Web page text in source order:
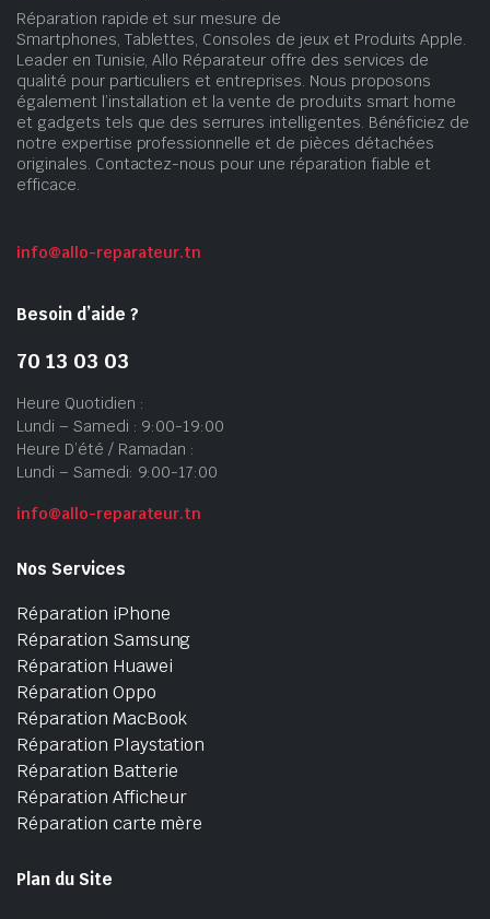
Réparation rapide et sur mesure de
Smartphones, Tablettes, Consoles de jeux et Produits Apple.
Leader en Tunisie, Allo Réparateur offre des services de
qualité pour particuliers et entreprises. Nous proposons
également l’installation et la vente de produits smart home
et gadgets tels que des serrures intelligentes. Bénéficiez de
notre expertise professionnelle et de pièces détachées
originales. Contactez-nous pour une réparation fiable et
efficace.
info@allo-reparateur.tn
Besoin d’aide ?
70 13 03 03
Heure Quotidien :
Lundi – Samedi : 9:00-19:00
Heure D’été / Ramadan :
Lundi – Samedi: 9:00-17:00
info@allo-reparateur.tn
Nos Services
Réparation iPhone
Réparation Samsung
Réparation Huawei
Réparation Oppo
Réparation MacBook
Réparation Playstation
Réparation Batterie
Réparation Afficheur
Réparation carte mère
Plan du Site